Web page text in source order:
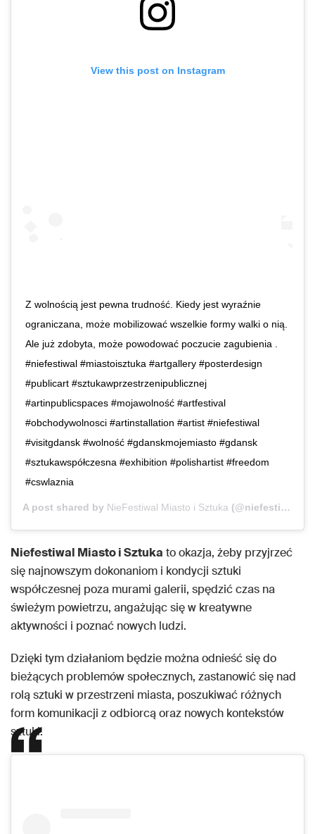
View this post on Instagram
Z wolnością jest pewna trudność. Kiedy jest wyraźnie
ograniczana, może mobilizować wszelkie formy walki o nią.
Ale już zdobyta, może powodować poczucie zagubienia .
#niefestiwal #miastoisztuka #artgallery #posterdesign
#publicart #sztukawprzestrzenipublicznej
#artinpublicspaces #mojawolność #artfestival
#obchodywolnosci #artinstallation #artist #niefestiwal
#visitgdansk #wolność #gdanskmojemiasto #gdansk
#sztukawspółczesna #exhibition #polishartist #freedom
#cswlaznia
A post shared by NieFestiwal Miasto i Sztuka (@niefestiwal) on
Niefestiwal Miasto i Sztuka to okazja, żeby przyjrzeć
się najnowszym dokonaniom i kondycji sztuki
współczesnej poza murami galerii, spędzić czas na
świeżym powietrzu, angażując się w kreatywne
aktywności i poznać nowych ludzi.
Dzięki tym działaniom będzie można odnieść się do
bieżących problemów społecznych, zastanowić się nad
rolą sztuki w przestrzeni miasta, poszukiwać różnych
form komunikacji z odbiorcą oraz nowych kontekstów
sztuki.